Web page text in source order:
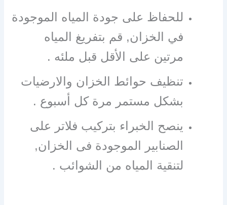
للحفاظ على جودة المياه الموجودة
في الخزان, قم بتفريغ المياه
مرتين على الأقل قبل ملئه .
تنظيف حوائط الخزان والارضيات
بشكل مستمر مرة كل أسبوع .
ينصح الخبراء بتركيب فلاتر على
الصنابير الموجودة فى الخزان,
لتنقية المياه من الشوائب .